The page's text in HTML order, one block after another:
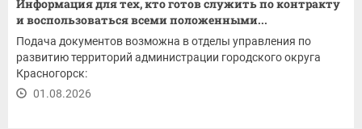
Информация для тех, кто готов служить по контракту
и воспользоваться всеми положенными...
Подача документов возможна в отделы управления по
развитию территорий администрации городского округа
Красногорск:
01.08.2026